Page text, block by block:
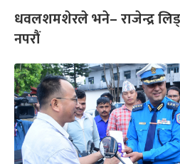
धवलशमशेरले भने– राजेन्द्र
नपरौं